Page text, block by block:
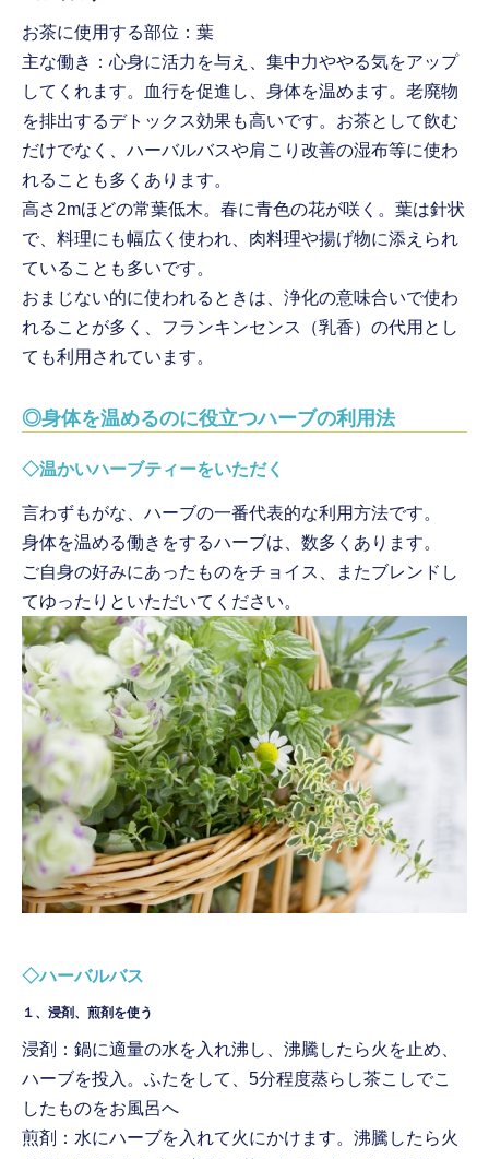
お茶に使用する部位：葉
主な働き：心身に活力を与え、集中力ややる気をアップ
してくれます。血行を促進し、身体を温めます。老廃物
を排出するデトックス効果も高いです。お茶として飲む
だけでなく、ハーバルバスや肩こり改善の湿布等に使わ
れることも多くあります。
高さ2mほどの常葉低木。春に青色の花が咲く。葉は針状
で、料理にも幅広く使われ、肉料理や揚げ物に添えられ
ていることも多いです。
おまじない的に使われるときは、浄化の意味合いで使わ
れることが多く、フランキンセンス（乳香）の代用とし
ても利用されています。
◎身体を温めるのに役立つハーブの利用法
◇温かいハーブティーをいただく
言わずもがな、ハーブの一番代表的な利用方法です。
身体を温める働きをするハーブは、数多くあります。
ご自身の好みにあったものをチョイス、またブレンドし
てゆったりといただいてください。
◇ハーバルバス
１、浸剤、煎剤を使う
浸剤：鍋に適量の水を入れ沸し、沸騰したら火を止め、
ハーブを投入。ふたをして、5分程度蒸らし茶こしでこ
したものをお風呂へ
煎剤：水にハーブを入れて火にかけます。沸騰したら火